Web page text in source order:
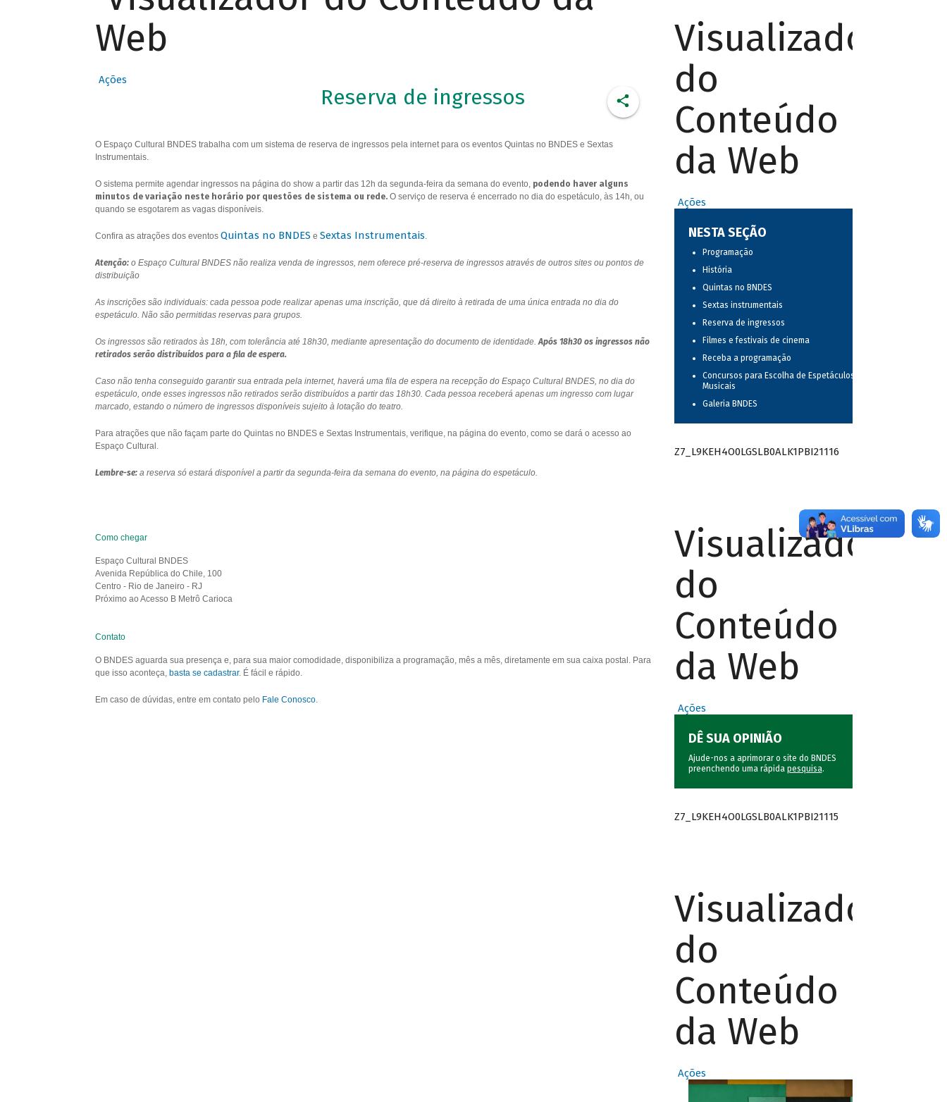
Web
Ações
Reserva de ingressos
O Espaço Cultural BNDES trabalha com um sistema de reserva de ingressos pela internet para os eventos Quintas no BNDES e Sextas
Instrumentais.
O sistema permite agendar ingressos na página do show a partir das 12h da segunda-feira da semana do evento, podendo haver alguns
minutos de variação neste horário por questões de sistema ou rede.O serviço de reserva é encerrado no dia do espetáculo, às 14h, ou
quando se esgotarem as vagas disponíveis.
Confira as atrações dos eventos Quintas no BNDES e Sextas Instrumentais.
Atenção:o Espaço Cultural BNDES não realiza venda de ingressos, nem oferece pré-reserva de ingressos através de outros sites ou pontos de
distribuição
As inscrições são individuais: cada pessoa pode realizar apenas uma inscrição, que dá direito à retirada de uma única entrada no dia do
espetáculo. Não são permitidas reservas para grupos.
Os ingressos são retirados às 18h, com tolerância até 18h30, mediante apresentação do documento de identidade.Após 18h30 os ingressos não
retirados serão distribuídos para a fila de espera.
Caso não tenha conseguido garantir sua entrada pela internet, haverá uma fila de espera na recepção do Espaço Cultural BNDES, no dia do
espetáculo, onde esses ingressos não retirados serão distribuídos a partir das 18h30. Cada pessoa receberá apenas um ingresso com lugar
marcado, estando o número de ingressos disponíveis sujeito à lotação do teatro.
Para atrações que não façam parte do Quintas no BNDES e Sextas Instrumentais, verifique, na página do evento, como se dará o acesso ao
Espaço Cultural.
Lembre-se:a reserva só estará disponível a partir da segunda-feira da semana do evento, na página do espetáculo.
Como chegar
Espaço Cultural BNDES
Avenida República do Chile, 100
Centro - Rio de Janeiro - RJ
Próximo ao Acesso B Metrô Carioca
Contato
O BNDES aguarda sua presença e, para sua maior comodidade, disponibiliza a programação, mês a mês, diretamente em sua caixa postal. Para
que isso aconteça, basta se cadastrar. É fácil e rápido.
Em caso de dúvidas, entre em contato pelo Fale Conosco.
Visualizador
do
Conteúdo
da Web
Ações
NESTA SEÇÃO
Programação
História
Quintas no BNDES
Sextas instrumentais
Reserva de ingressos
Filmes e festivais de cinema
Receba a programação
Concursos para Escolha de Espetáculos
Musicais
Galeria BNDES
Z7_L9KEH4O0LGSLB0ALK1PBI21116
Visualizador
do
Conteúdo
da Web
Ações
DÊ SUA OPINIÃO
Ajude-nos a aprimorar o site do BNDES
preenchendo uma rápida pesquisa.
Z7_L9KEH4O0LGSLB0ALK1PBI21115
Visualizador
do
Conteúdo
da Web
Ações